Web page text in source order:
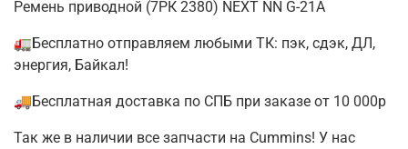
Ремень приводной (7РК 2380) NEXT NN G-21A
🚛Бесплатно отправляем любыми ТК: пэк, сдэк, ДЛ,
энергия, Байкал!
🚚Бесплатная доставка по СПБ при заказе от 10 000р
Так же в наличии все запчасти на Cummins! У нас